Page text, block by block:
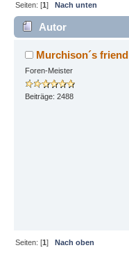
Seiten: [1]Nach unten
Autor
Murchison´s friend
Foren-Meister
Beiträge: 2488
Seiten: [1]Nach oben